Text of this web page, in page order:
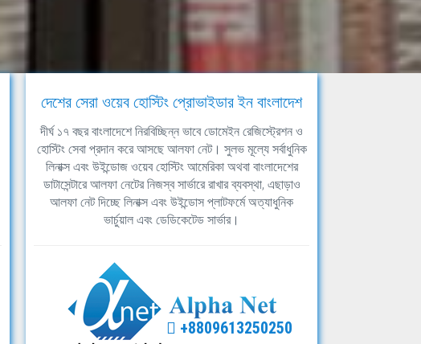
দেশের সেরা ওয়েব হোস্টিং প্রোভাইডার ইন বাংলাদেশ
দীর্ঘ ১৭ বছর বাংলাদেশে নিরবিচ্ছিন্ন ভাবে ডোমেইন রেজিস্ট্রেশন ও
হোস্টিং সেবা প্রদান করে আসছে আলফা নেট। সুলভ মূল্যে সর্বাধুনিক
লিনাক্স এবং উইন্ডোজ ওয়েব হোস্টিং আমেরিকা অথবা বাংলাদেশের
ডাটাসেন্টারে আলফা নেটের নিজস্ব সার্ভারে রাখার ব্যবস্থা, এছাড়াও
আলফা নেট দিচ্ছে লিনাক্স এবং উইন্ডোস প্লাটফর্মে অত্যাধুনিক
ভার্চুয়াল এবং ডেডিকেটেড সার্ভার।
+8809613250250